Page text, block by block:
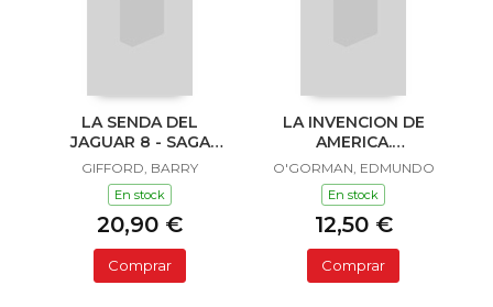
LA SENDA DEL
JAGUAR 8 - SAGA
SAILOR Y LULA
GIFFORD, BARRY
En stock
20,90 €
Comprar
LA INVENCION DE
AMERICA.
INVESTIGACION
ACERCA DE L
O'GORMAN, EDMUNDO
En stock
12,50 €
Comprar